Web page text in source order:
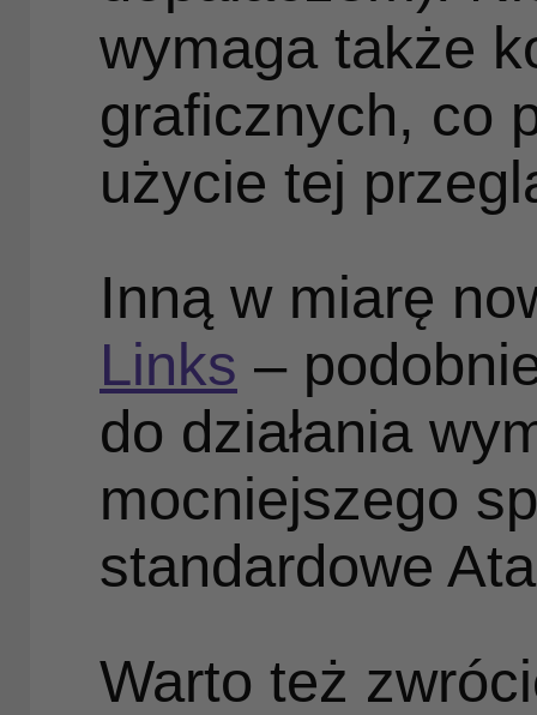
wymaga także
graficznych, co
użycie tej
Inną w miarę
Links –
do działania
mocniejszego
standardowe
Warto też